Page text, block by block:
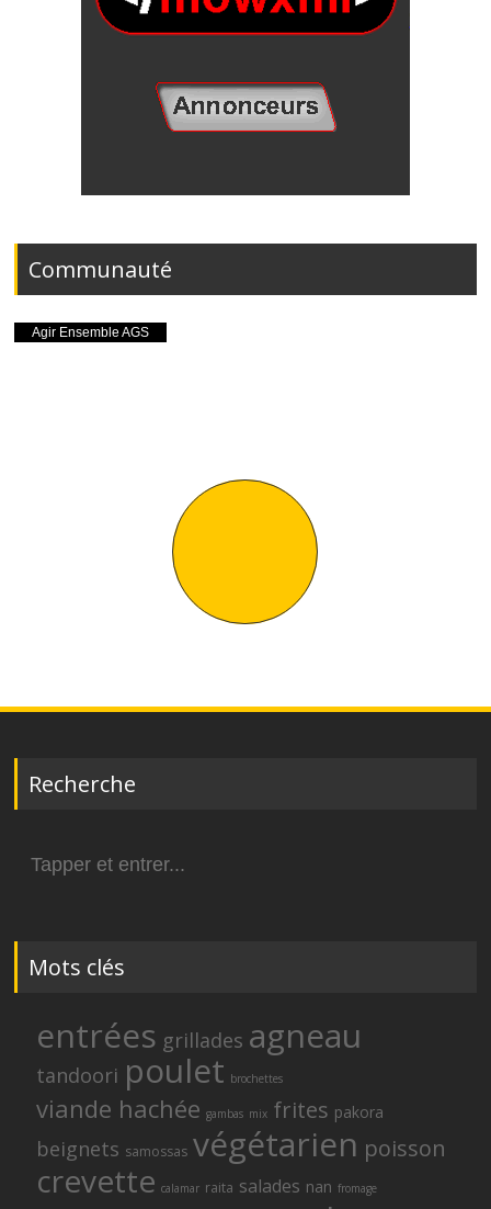
Communauté
Recherche
for:
Mots clés
entrées grillades agneau
tandoori poulet brochettes
viande hachée gambas mix frites pakora
beignets samossas végétarien poisson
crevette calamar raita salades nan fromage